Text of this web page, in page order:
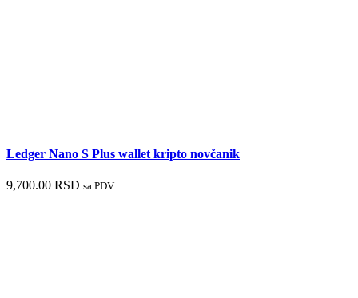
Ledger Nano S Plus wallet kripto novčanik
9,700.00 RSD sa PDV